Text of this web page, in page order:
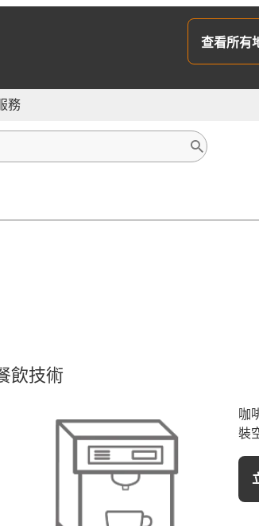
查看所有
務
飲技術
咖
裝